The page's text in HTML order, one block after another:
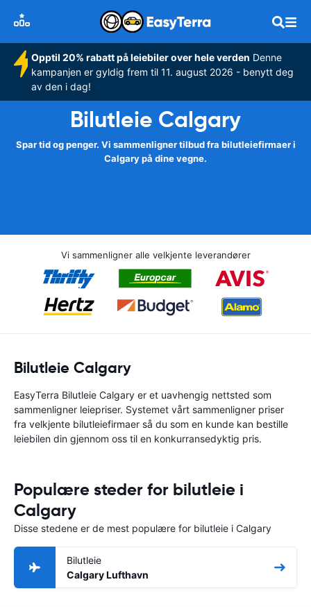
Opptil 20% rabatt på leiebiler over hele verden Denne
kampanjen er gyldig frem til 11. august 2026 - benytt deg
av den i dag!
Bilutleie Calgary
Spar tid og penger. Vi sammenligner tilbud fra bilutleiefirmaer i
Calgary på dine vegne.
Vi sammenligner alle velkjente leverandører
Bilutleie Calgary
EasyTerra Bilutleie Calgary er et uavhengig nettsted som
sammenligner leiepriser. Systemet vårt sammenligner priser
fra velkjente bilutleiefirmaer så du som en kunde kan bestille
leiebilen din gjennom oss til en konkurransedyktig pris.
Populære steder for bilutleie i
Calgary
Disse stedene er de mest populære for bilutleie i Calgary
Bilutleie
Calgary Lufthavn